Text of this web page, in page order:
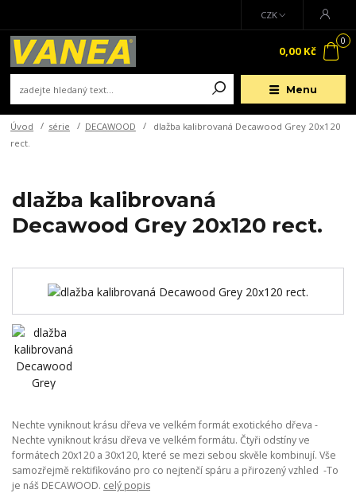
Menu
CZK
0
0,00 Kč
Úvod série DECAWOOD
dlažba kalibrovaná Decawood Grey 20x120
rect.
dlažba kalibrovaná
Decawood Grey 20x120 rect.
Nechte vyniknout krásu dřeva ve velkém formát exotického dřeva -
Nechte vyniknout krásu dřeva ve velkém formátu. Čtyři odstíny ve
formátech 20x120 a 30x120, které se mezi sebou skvěle kombinují. Vše
samozřejmě rektifikováno pro co nejtenčí spáru a přirozený vzhled -To
je náš DECAWOOD. celý popis